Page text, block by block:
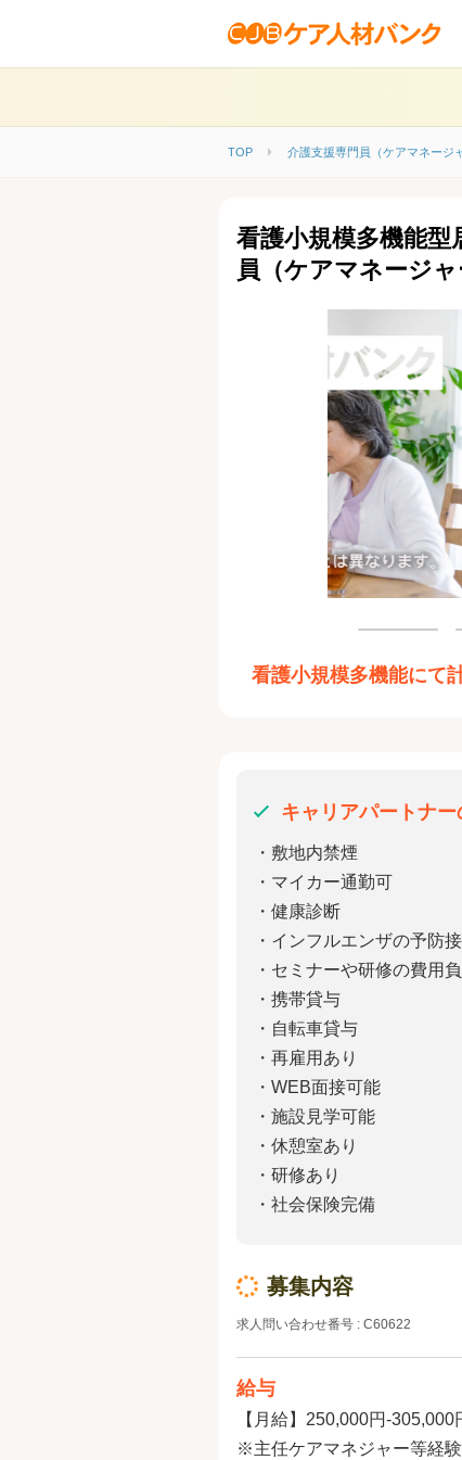
TOP 介護支援専門員（ケアマネージ
看護小規模多機能型
員（ケアマネージャ
看護小規模多機能にて
キャリアパートナ
・敷地内禁煙
・マイカー通勤可
・健康診断
・インフルエンザの予防
・セミナーや研修の費用
・携帯貸与
・自転車貸与
・再雇用あり
・WEB面接可能
・施設見学可能
・休憩室あり
・研修あり
・社会保険完備
募集内容
求人問い合わせ番号 : C60622
給与
【月給】250,000円-305,000
※主任ケアマネジャー等経